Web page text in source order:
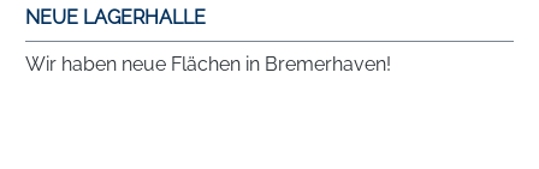
NEUE LAGERHALLE
Wir haben neue Flächen in Bremerhaven!